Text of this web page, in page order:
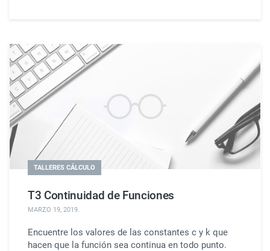
TALLERES CÁLCULO
T3 Continuidad de Funciones
MARZO 19, 2019.
Encuentre los valores de las constantes c y k que
hacen que la función sea continua en todo punto.